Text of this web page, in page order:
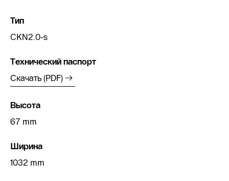
Тип
CKN2.0-s
Технический паспорт
Скачать (PDF)
Высота
67 mm
Ширина
1032 mm